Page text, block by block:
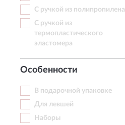
С ручкой из полипропилена
С ручкой из
термопластического
эластомера
Особенности
В подарочной упаковке
Для левшей
Наборы